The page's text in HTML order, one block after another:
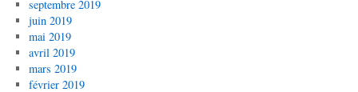
septembre 2019
juin 2019
mai 2019
avril 2019
mars 2019
février 2019